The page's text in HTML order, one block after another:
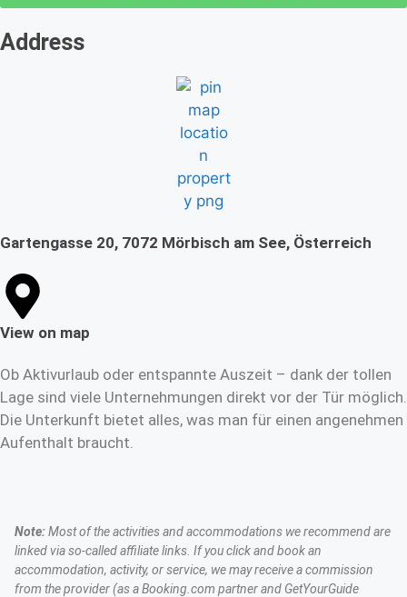
Address
Gartengasse 20, 7072 Mörbisch am See, Österreich
View on map
Ob Aktivurlaub oder entspannte Auszeit – dank der tollen
Lage sind viele Unternehmungen direkt vor der Tür möglich.
Die Unterkunft bietet alles, was man für einen angenehmen
Aufenthalt braucht.
Note:Most of the activities and accommodations we recommend are
linked via so-called affiliate links. If you click and book an
accommodation, activity, or service, we may receive a commission
from the provider (as a Booking.com partner and GetYourGuide